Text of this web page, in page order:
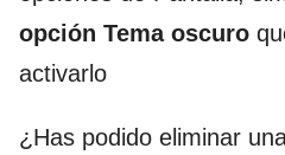
opción Tema oscuro
activarlo
¿Has podido eliminar